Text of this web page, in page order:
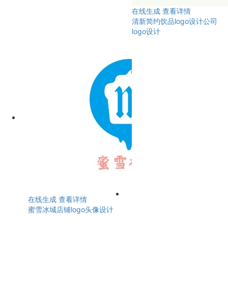
在线生成 查看详情
清新简约饮品logo设计公司
logo设计
在线生成 查看详情
蜜雪冰城店铺logo头像设计